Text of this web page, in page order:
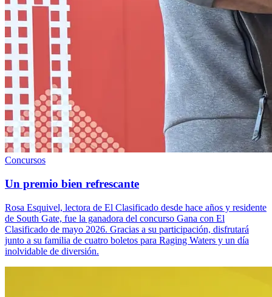
Concursos
Un premio bien refrescante
Rosa Esquivel, lectora de El Clasificado desde hace años y residente
de South Gate, fue la ganadora del concurso Gana con El
Clasificado de mayo 2026. Gracias a su participación, disfrutará
junto a su familia de cuatro boletos para Raging Waters y un día
inolvidable de diversión.